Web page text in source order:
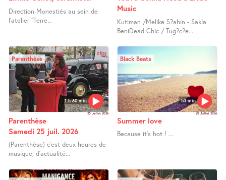
Direction Monestiés au sein de
l’atelier "Terre...
Music
Kutiman /Melike S?ahin - Sakla
BeniDead Chic / Tug?c?e...
1 h 60 min
Parenthèse
25 Juillet 2026
Parenthèse
Samedi 25 juil. 2026
(Parenthèse) c’est deux heures de
musique, d’actualité...
53 min
Black Beats
25 Juillet 2026
Summer love
Because it’s hot ! ...